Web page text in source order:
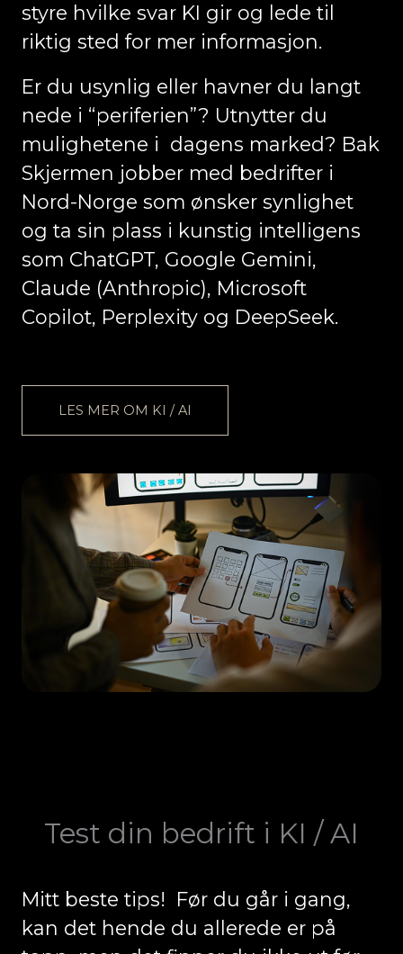
styre hvilke svar KI gir og lede til
riktig sted for mer informasjon.
Er du usynlig eller havner du langt
nede i “periferien”? Utnytter du
mulighetene i dagens marked? Bak
Skjermen jobber med bedrifter i
Nord-Norge som ønsker synlighet
og ta sin plass i kunstig intelligens
som ChatGPT, Google Gemini,
Claude (Anthropic), Microsoft
Copilot, Perplexity og DeepSeek.
LES MER OM KI / AI
Test din bedrift i KI / AI
Mitt beste tips! Før du går i gang,
kan det hende du allerede er på